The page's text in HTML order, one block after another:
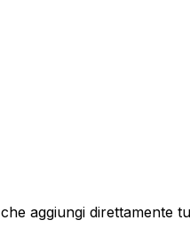
che aggiungi direttamente